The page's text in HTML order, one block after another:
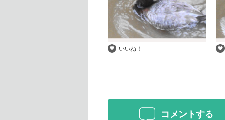
いいね！
コメントする